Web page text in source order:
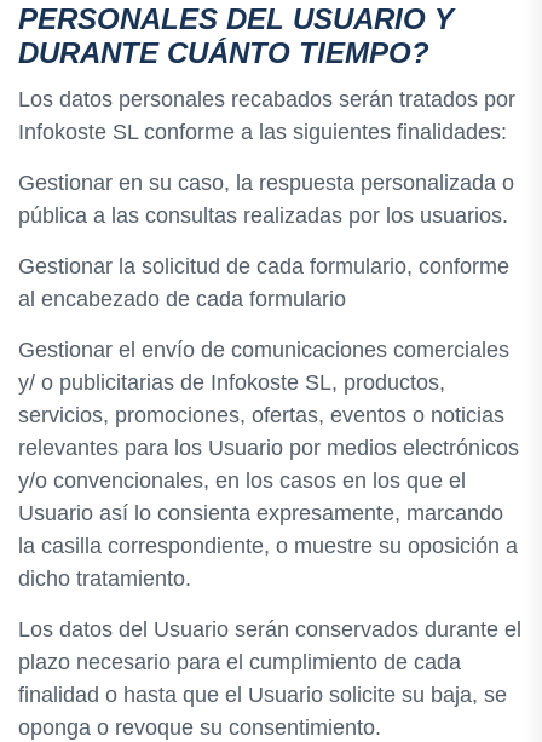
PERSONALES DEL USUARIO Y
DURANTE CUÁNTO TIEMPO?
Los datos personales recabados serán tratados por
Infokoste SL conforme a las siguientes finalidades:
Gestionar en su caso, la respuesta personalizada o
pública a las consultas realizadas por los usuarios.
Gestionar la solicitud de cada formulario, conforme
al encabezado de cada formulario
Gestionar el envío de comunicaciones comerciales
y/ o publicitarias de Infokoste SL, productos,
servicios, promociones, ofertas, eventos o noticias
relevantes para los Usuario por medios electrónicos
y/o convencionales, en los casos en los que el
Usuario así lo consienta expresamente, marcando
la casilla correspondiente, o muestre su oposición a
dicho tratamiento.
Los datos del Usuario serán conservados durante el
plazo necesario para el cumplimiento de cada
finalidad o hasta que el Usuario solicite su baja, se
oponga o revoque su consentimiento.